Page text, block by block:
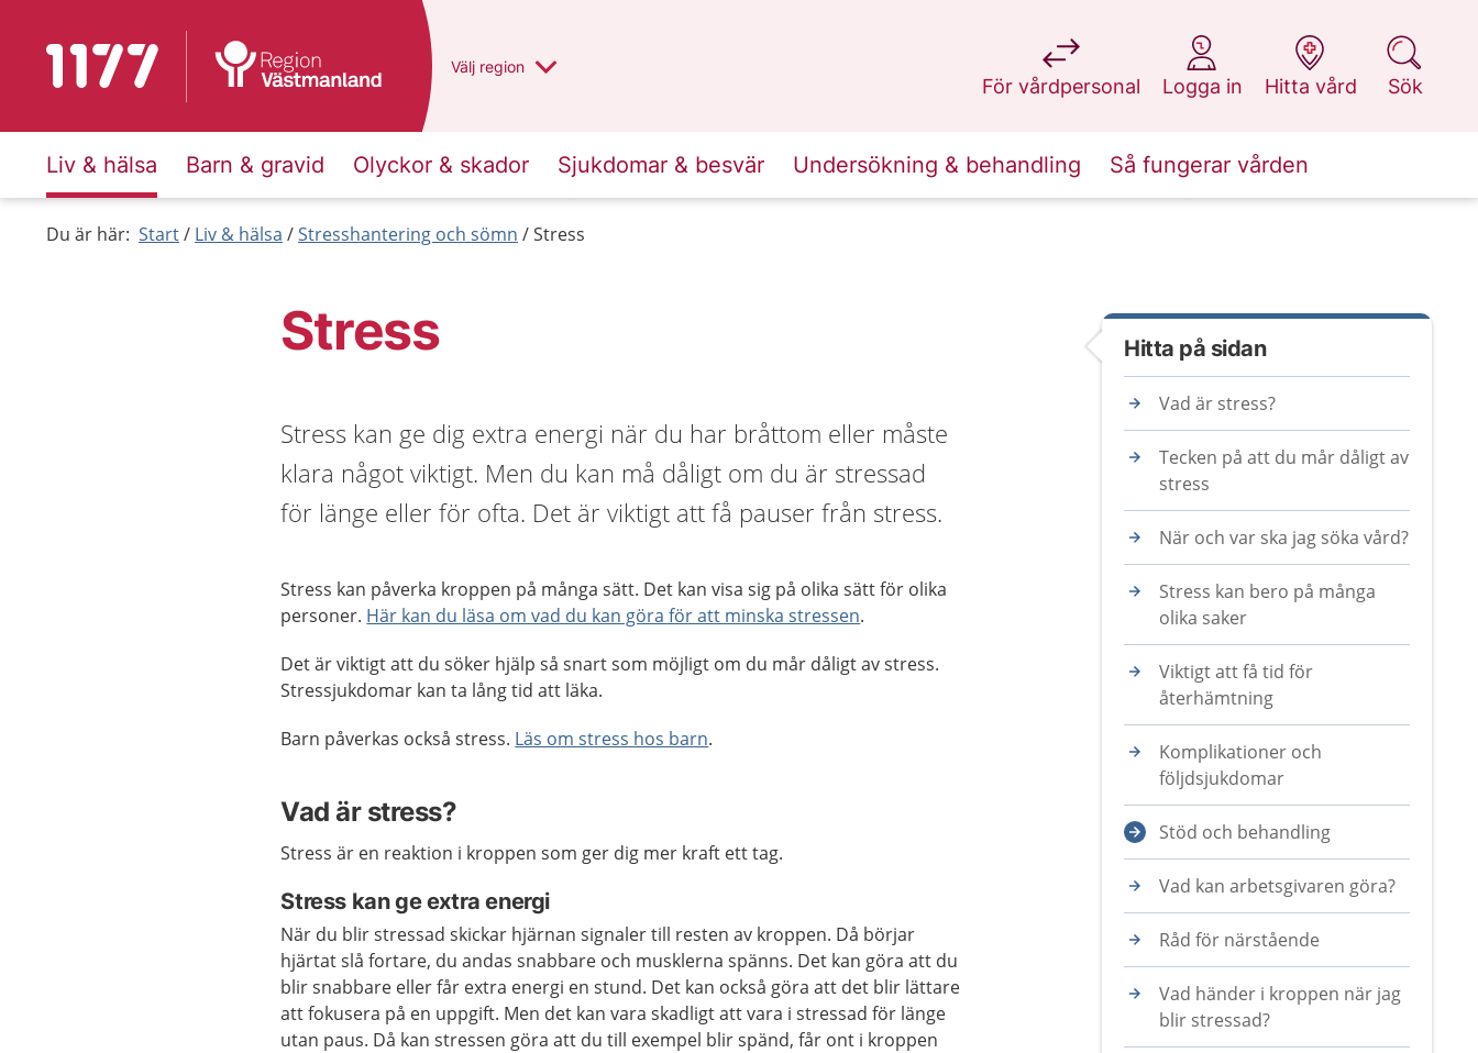
Till startsidan för 1177 Du har valt region
Välj en annan
region
För vårdpersonal
på 1177.se
Logga in
på 1177.se
Hitta vård
på 1177.se
Sök
på 1177.se
Liv & hälsa Barn & gravid Olyckor & skador Sjukdomar & besvär Undersökning & behandling Så fungerar vården
Du är här: Start Liv & hälsa Stresshantering och sömn Stress
Stress
Stress kan ge dig extra energi när du har bråttom eller måste
klara något viktigt. Men du kan må dåligt om du är stressad
för länge eller för ofta. Det är viktigt att få pauser från stress.
Stress kan påverka kroppen på många sätt. Det kan visa sig på olika sätt för olika
personer. Här kan du läsa om vad du kan göra för att minska stressen.
Det är viktigt att du söker hjälp så snart som möjligt om du mår dåligt av stress.
Stressjukdomar kan ta lång tid att läka.
Barn påverkas också stress. Läs om stress hos barn.
Vad är stress?
Stress är en reaktion i kroppen som ger dig mer kraft ett tag.
Stress kan ge extra energi
När du blir stressad skickar hjärnan signaler till resten av kroppen. Då börjar
hjärtat slå fortare, du andas snabbare och musklerna spänns. Det kan göra att du
blir snabbare eller får extra energi en stund. Det kan också göra att det blir lättare
att fokusera på en uppgift. Men det kan vara skadligt att vara i stressad för länge
utan paus. Då kan stressen göra att du till exempel blir spänd, får ont i kroppen
Hitta på sidan
Vad är stress?
Tecken på att du mår dåligt av
stress
När och var ska jag söka vård?
Stress kan bero på många
olika saker
Viktigt att få tid för
återhämtning
Komplikationer och
följdsjukdomar
Stöd och behandling
Vad kan arbetsgivaren göra?
Råd för närstående
Vad händer i kroppen när jag
blir stressad?